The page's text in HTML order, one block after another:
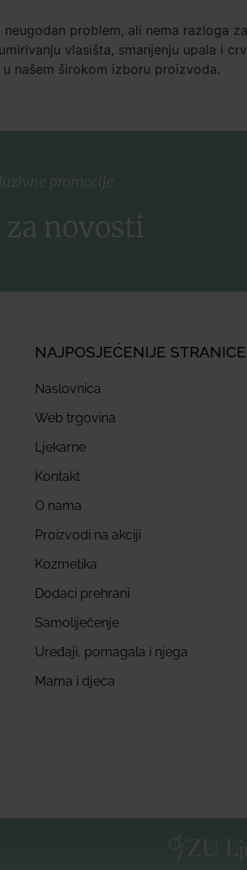
problem, ali nema razloga
vlasišta, smanjenju upala i
našem širokom izboru proizvoda.
promocije
novosti
NAJPOSJEĆENIJE STRANICE
Naslovnica
Web trgovina
Ljekarne
Kontakt
O nama
Proizvodi na akciji
Kozmetika
Dodaci prehrani
Samoliječenje
Uređaji, pomagala i njega
Mama i djeca